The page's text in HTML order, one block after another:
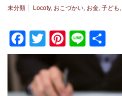
未分類 Locoty, おこづかい, お金, 子ども ,
Facebook
TwitterPinterest
Line
有